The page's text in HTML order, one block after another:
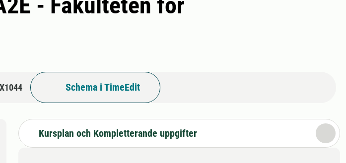
Schema i TimeEdit
Kursplan och Kompletterande uppgifter